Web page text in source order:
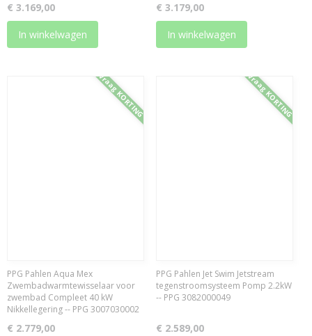
€ 3.169,00
In winkelwagen
€ 3.179,00
In winkelwagen
Vraag KORTING
PPG Pahlen Aqua Mex
Zwembadwarmtewisselaar voor
zwembad Compleet 40 kW
Nikkellegering -- PPG 3007030002
€ 2.779,00
Vraag KORTING
PPG Pahlen Jet Swim Jetstream
tegenstroomsysteem Pomp 2.2kW
-- PPG 3082000049
€ 2.589,00